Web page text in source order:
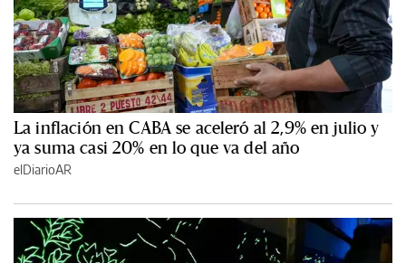
La inflación en CABA se aceleró al 2,9% en julio y
ya suma casi 20% en lo que va del año
elDiarioAR